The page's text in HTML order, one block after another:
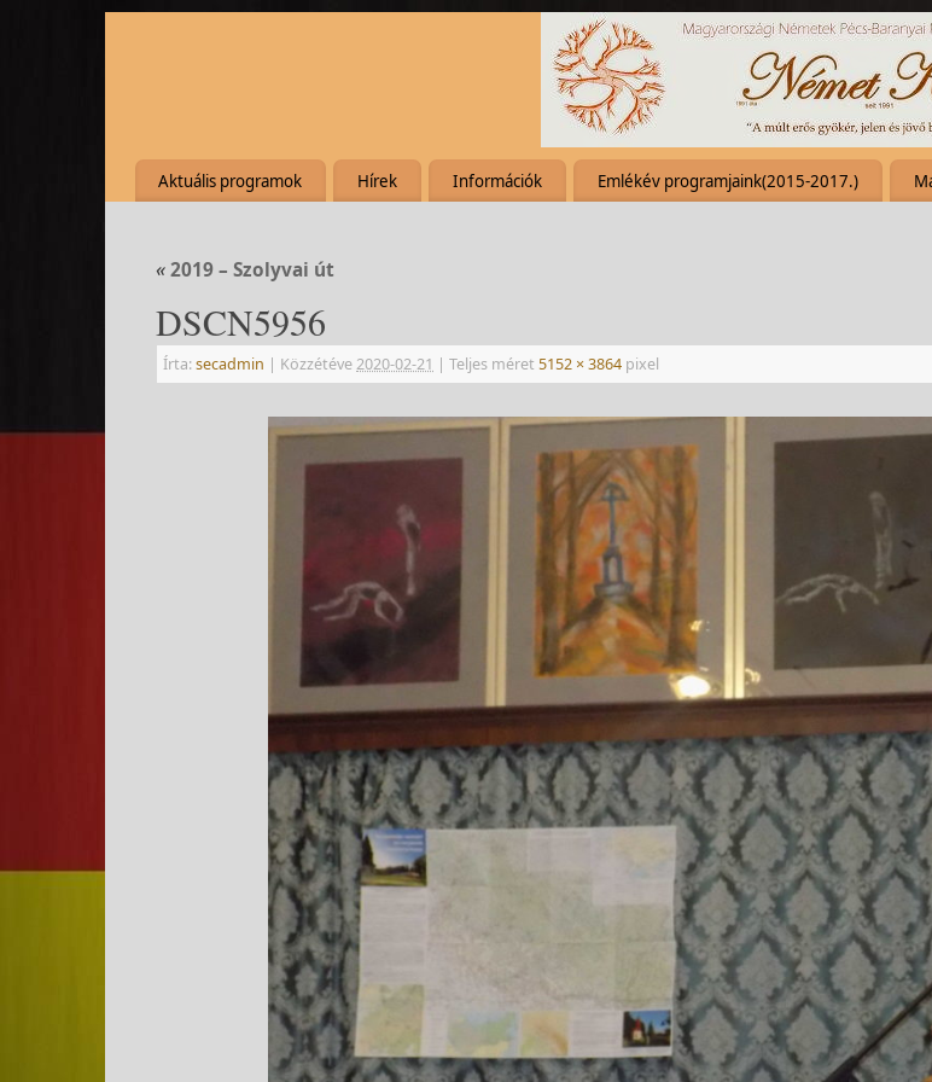
Aktuális programok Hírek Információk Emlékév programjaink(2015-2017.)
«2019 – Szolyvai út
DSCN5956
Írta:secadmin | Közzétéve2020-02-21 | Teljes méret 5152 × 3864 pixel